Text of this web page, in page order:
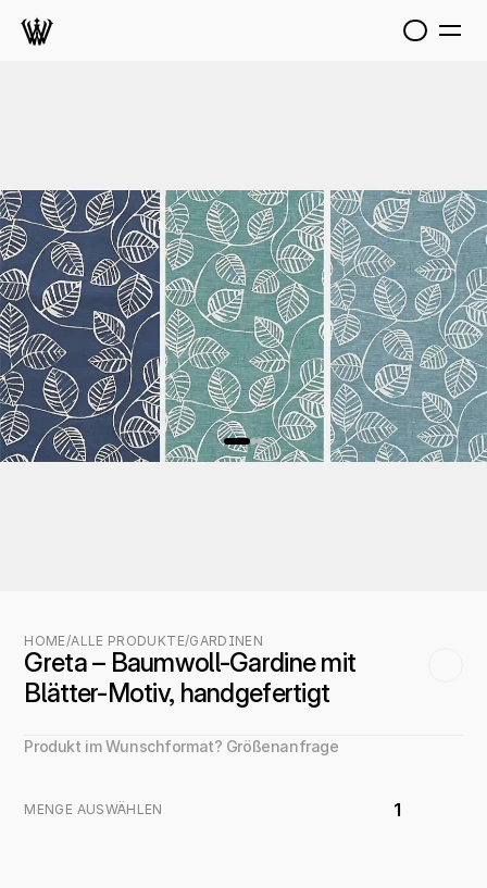
HOME/ALLE PRODUKTE/GARDINEN
Greta – Baumwoll-Gardine mit
Blätter-Motiv, handgefertigt
Produkt im Wunschformat? Größenanfrage
MENGE AUSWÄHLEN 1